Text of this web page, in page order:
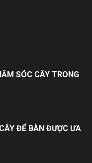
SÓC CÂY TRONG
ĐỂ BÀN ĐƯỢC ƯA